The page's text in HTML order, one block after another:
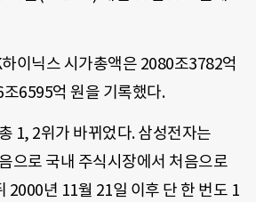
이닉스 시가총액은 2080조3782억
6595억 원을 기록했다.
1, 2위가 바뀌었다. 삼성전자는
으로 국내 주식시장에서 처음으로
2000년 11월 21일 이후 단 한 번도 1